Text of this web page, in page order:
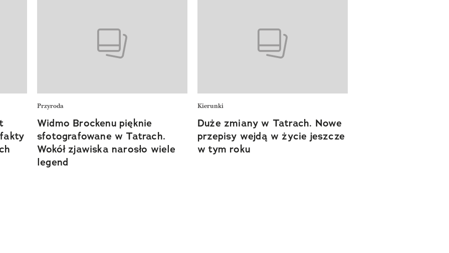
Przyroda
Widmo Brockenu pięknie
sfotografowane w Tatrach.
Wokół zjawiska narosło wiele
legend
Kierunki
Duże zmiany w Tatrach. Nowe
przepisy wejdą w życie jeszcze
w tym roku